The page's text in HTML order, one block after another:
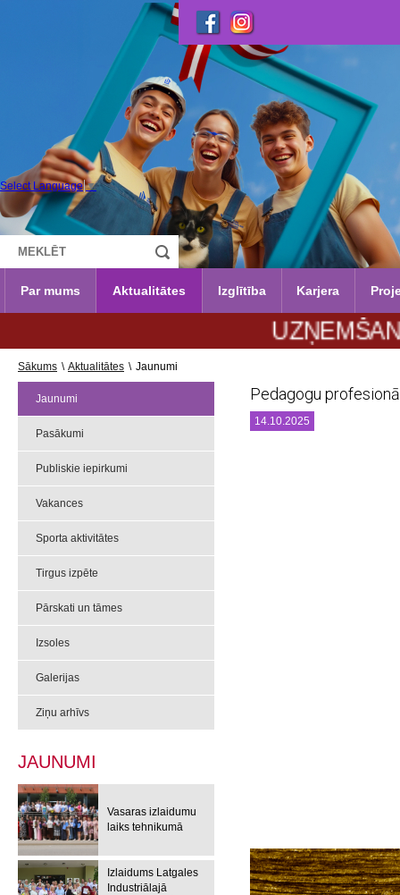
Select Language ▼
Par mums Aktualitātes Izglītība Karjera
UZŅEMŠANA
Sākums \ Aktualitātes \ Jaunumi
Jaunumi
Pasākumi
Publiskie iepirkumi
Vakances
Sporta aktivitātes
Tirgus izpēte
Pārskati un tāmes
Izsoles
Galerijas
Ziņu arhīvs
JAUNUMI
Vasaras izlaidumu
laiks tehnikumā
Izlaidums Latgales
Industriālajā
Pedagogu
14.10.2025